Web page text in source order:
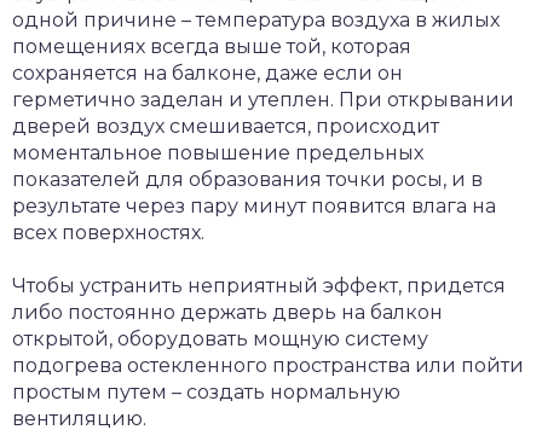
одной причине – температура воздуха в жилых
помещениях всегда выше той, которая
сохраняется на балконе, даже если он
герметично заделан и утеплен. При открывании
дверей воздух смешивается, происходит
моментальное повышение предельных
показателей для образования точки росы, и в
результате через пару минут появится влага на
всех поверхностях.
Чтобы устранить неприятный эффект, придется
либо постоянно держать дверь на балкон
открытой, оборудовать мощную систему
подогрева остекленного пространства или пойти
простым путем – создать нормальную
вентиляцию.